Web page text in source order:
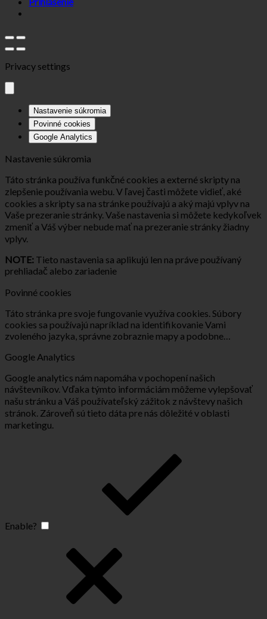
Privacy settings
Nastavenie súkromia
Povinné cookies
Google Analytics
Nastavenie súkromia
Táto stránka používa funkčné cookies a externé skripty na
zlepšenie používania webu. V ľavej časti môžete vidieť, aké
cookies a skripty sa na stránke používajú a aký majú vplyv na
Vaše prezeranie stránky. Vaše nastavenia si môžete kedykoľvek
zmeniť a Váš výber nebude mať na prezeranie stránky žiadny
vplyv.
NOTE: Tieto nastavenia sa aplikujú len na práve používaný
prehliadač alebo zariadenie
Povinné cookies
Táto stránka pre svoje fungovanie využíva cookies. Súbory
cookies sa používajú napríklad na identifikovanie Vami
zvoleného jazyka, správne zobraznie mapy a podobne…
Google Analytics
Google analytics nám napomáha v pochopení našich
návštevníkov. Vďaka týmto informáciám môžeme vylepšovať
našu stránku a Váš používateľský zážitok z návštevy našich
stránok. Zároveň sú tieto dáta pre nás dôležité v oblasti
marketingu.
Enable?